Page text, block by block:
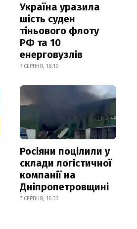
Україна уразила
шість суден
тіньового флоту
РФ та 10
енерговузлів
7 СЕРПНЯ, 18:10
Росіяни поцілили у
склади логістичної
компанії на
Дніпропетровщині
7 СЕРПНЯ, 16:32